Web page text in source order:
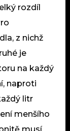
rozdíl
, z nichž
je
na každý
naproti
litr
menšího